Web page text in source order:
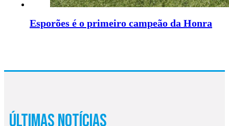
Esporões é o primeiro campeão da Honra
Últimas Notícias